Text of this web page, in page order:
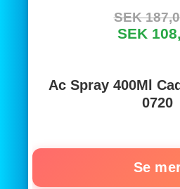
SEK
SEK
Ac Spray 400Ml
0720
Se